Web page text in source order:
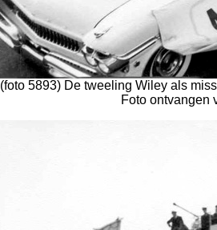
(foto 5893) De tweeling Wiley als
Foto ontvangen